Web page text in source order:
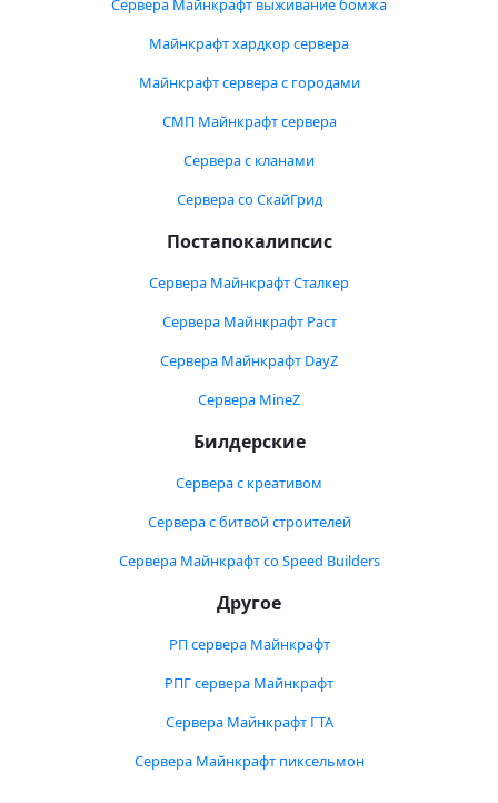
Сервера Майнкрафт выживание бомжа
Майнкрафт хардкор сервера
Майнкрафт сервера с городами
СМП Майнкрафт сервера
Сервера с кланами
Сервера со СкайГрид
Постапокалипсис
Сервера Майнкрафт Сталкер
Сервера Майнкрафт Раст
Сервера Майнкрафт DayZ
Сервера MineZ
Билдерские
Сервера с креативом
Сервера с битвой строителей
Сервера Майнкрафт со Speed Builders
Другое
РП сервера Майнкрафт
РПГ сервера Майнкрафт
Сервера Майнкрафт ГТА
Сервера Майнкрафт пиксельмон